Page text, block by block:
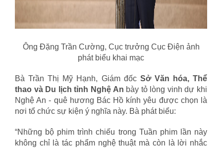
Ông Đặng Trần Cường, Cục trưởng Cục Điện ảnh
phát biểu khai mạc
Bà Trần Thị Mỹ Hạnh, Giám đốc Sở Văn hóa, Thể
thao và Du lịch tỉnh Nghệ An bày tỏ lòng vinh dự khi
Nghệ An - quê hương Bác Hồ kính yêu được chọn là
nơi tổ chức sự kiện ý nghĩa này. Bà phát biểu:
“Những bộ phim trình chiếu trong Tuần phim lần này
không chỉ là tác phẩm nghệ thuật mà còn là lời nhắc